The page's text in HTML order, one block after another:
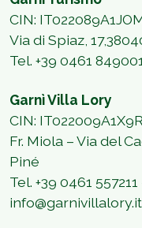
CIN:
Via di Spiaz,
Tel. +39 0461
Garnì Villa Lory
CIN:
Fr. Miola – Via del
Piné
Tel. +39 0461